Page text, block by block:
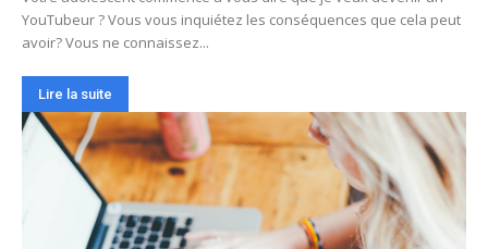
YouTubeur ? Vous vous inquiétez les conséquences que cela peut
avoir? Vous ne connaissez...
Lire la suite